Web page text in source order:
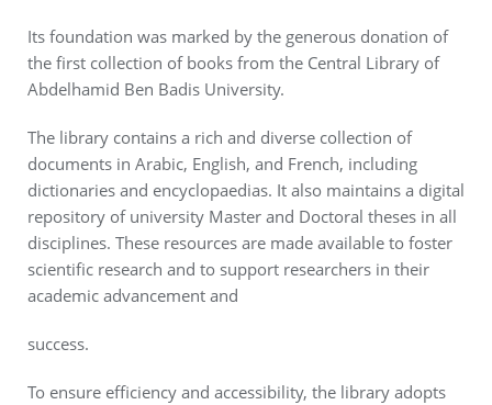
Its foundation was marked by the generous donation of
the first collection of books from the Central Library of
Abdelhamid Ben Badis University.
The library contains a rich and diverse collection of
documents in Arabic, English, and French, including
dictionaries and encyclopaedias. It also maintains a digital
repository of university Master and Doctoral theses in all
disciplines. These resources are made available to foster
scientific research and to support researchers in their
academic advancement and
success.
To ensure efficiency and accessibility, the library adopts